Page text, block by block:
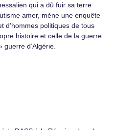
qui a dû fuir sa terre
amer, mène une enquête
d’hommes politiques de tous
histoire et celle de la guerre
d’Algérie.